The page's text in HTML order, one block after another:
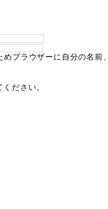
めブラウザーに自分の名前
ださい。